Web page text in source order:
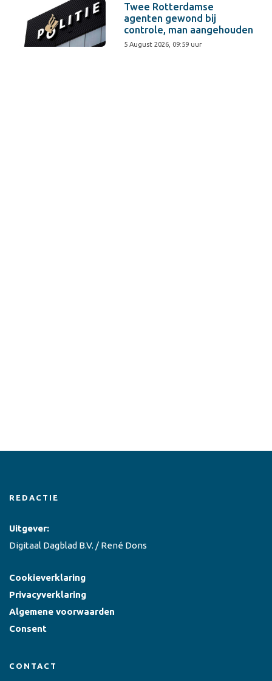
Twee Rotterdamse
agenten gewond bij
controle, man aangehouden
5 August 2026, 09:59 uur
REDACTIE
Uitgever:
Digitaal Dagblad B.V. / René Dons
Cookieverklaring
Privacyverklaring
Algemene voorwaarden
Consent
CONTACT